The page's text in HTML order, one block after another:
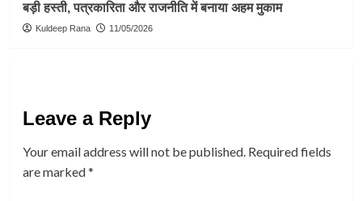
बड़ी हस्ती, पत्रकारिता और राजनीति में बनाया अहम मुकाम
Kuldeep Rana 11/05/2026
Leave a Reply
Your email address will not be published. Required fields
are marked*